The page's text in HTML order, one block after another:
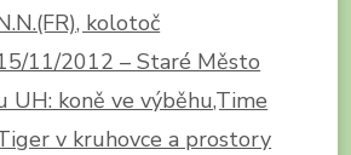
kolotoč
11/2012 – Staré Město
UH: koně ve výběhu,Time
v kruhovce a prostory